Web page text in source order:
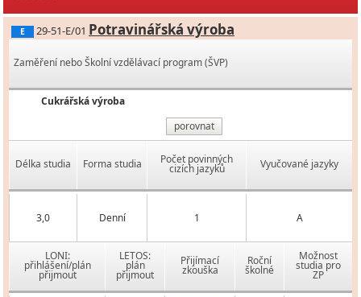
E 29-51-E/01 Potravinářská výroba
Zaměření nebo Školní vzdělávací program (ŠVP)
Cukrářská výroba
porovnat
Délka studia Forma studia Počet povinných
cizích jazyků Vyučované jazyky
3,0 Denní 1 A
LONI:
přihlášení/plán
přijmout
LETOS:
plán
přijmout
Přijímací
zkouška
Roční
školné
Možnost
studia pro
ZP